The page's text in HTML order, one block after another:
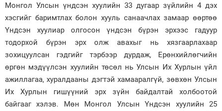
Монгол Улсын үндсэн хуулийн 33 дугаар зүйлийн 4 дэх
хэсгийг баримтлах болон хууль санаачлах замаар өөртөө
Үндсэн хуулиар олгосон үндсэн бүрэн эрхээс гадуур
тодорхой бүрэн эрх олж авахыг нь хязгаарлахаар
зохицуулсан гэдгийг тэрбээр дурдаж, Ерөнхийлөгчийн
өргөн мэдүүлсэн хуулийн төсөл нь Улсын Их Хурлын үйл
ажиллагаа, хуралдааны дэгтэй хамааралгүй, зөвхөн Улсын
Их Хурлын гишүүний эрх зүйн байдалтай холбоотой
байгааг хэлэв. Мөн Монгол Улсын Үндсэн хуулийн 25